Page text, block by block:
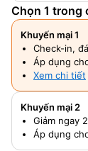
Chọn 1 trong
Khuyến mại 1
Check-in,
Áp dụng
Xem chi tiết
Khuyến mại 2
Giảm ngay
Áp dụng